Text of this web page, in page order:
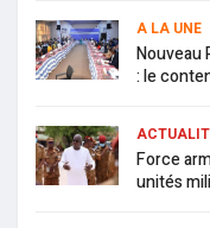
A LA UNE
Nouveau
: le
Force
unités